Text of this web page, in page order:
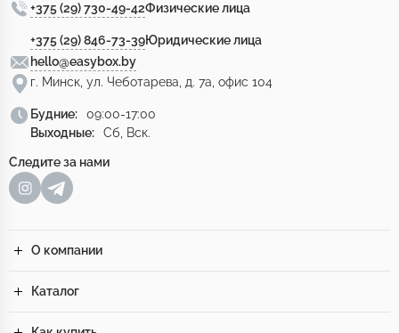
+375 (29) 730-49-42Физические лица
+375 (29) 846-73-39Юридические лица
hello@easybox.by
г. Минск, ул. Чеботарева, д. 7а, офис 104
Будние:
09:00-17:00
Выходные:
Сб, Вск.
Следите за нами
О компании
Каталог